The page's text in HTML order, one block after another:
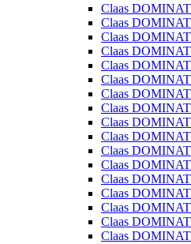
Claas
Claas
Claas
Claas
Claas
Claas
Claas
Claas
Claas
Claas
Claas
Claas
Claas
Claas
Claas
Claas
Claas